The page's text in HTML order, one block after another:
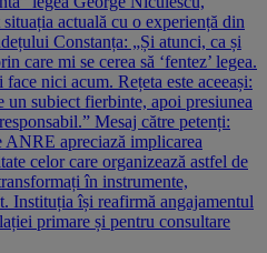
actuală cu o experiență din
Constanța: „Și atunci, ca și
care mi se cerea să ‘fentez’ legea.
nici acum. Rețeta este aceeași:
un subiect fierbinte, apoi presiunea
Mesaj către petenți:
ANRE apreciază implicarea
celor care organizează astfel de
în instrumente,
Instituția își reafirmă angajamentul
primare și pentru consultare